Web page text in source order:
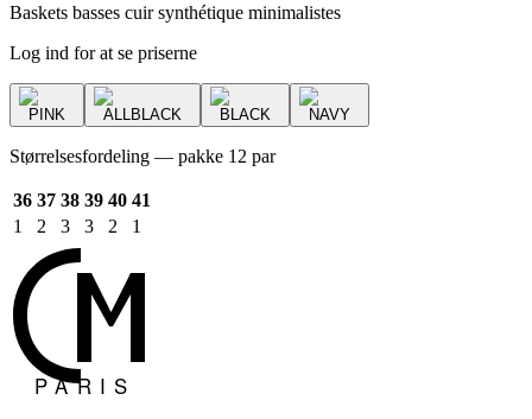
Baskets basses cuir synthétique minimalistes
Log ind for at se priserne
PINK ALLBLACK BLACK NAVY
Størrelsesfordeling — pakke 12 par
36 37 38 39 40 41
1
2 3 3 2 1